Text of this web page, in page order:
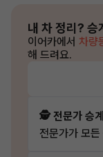
내 차 정리? 승
이어카에서 차량
해 드려요.
🕵️ 전문가 승
전문가가 모